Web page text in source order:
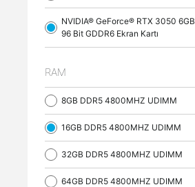
NVIDIA® GeForce® RTX 3050 6GB
96 Bit GDDR6 Ekran Kartı
RAM
8GB DDR5 4800MHZ UDIMM
16GB DDR5 4800MHZ UDIMM
32GB DDR5 4800MHZ UDIMM
64GB DDR5 4800MHZ UDIMM